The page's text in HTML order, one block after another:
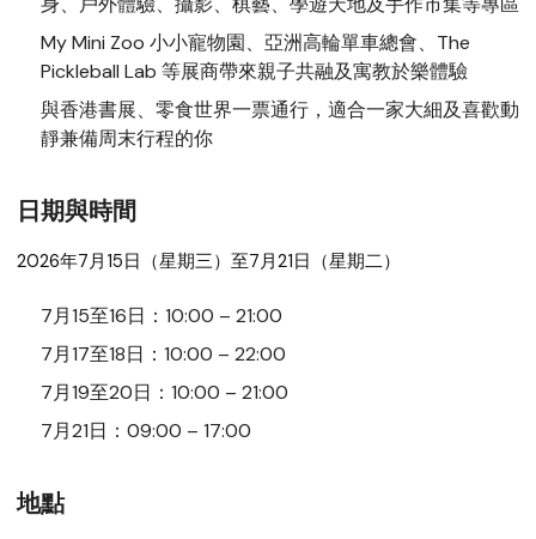
My Mini Zoo 小小寵物園、亞洲高輪單車總會、The
Pickleball Lab 等展商帶來親子共融及寓教於樂體驗
與香港書展、零食世界一票通行，適合一家大細及喜歡動
靜兼備周末行程的你
日期與時間
2026年7月15日（星期三）至7月21日（星期二）
7月15至16日：10:00 – 21:00
7月17至18日：10:00 – 22:00
7月19至20日：10:00 – 21:00
7月21日：09:00 – 17:00
地點